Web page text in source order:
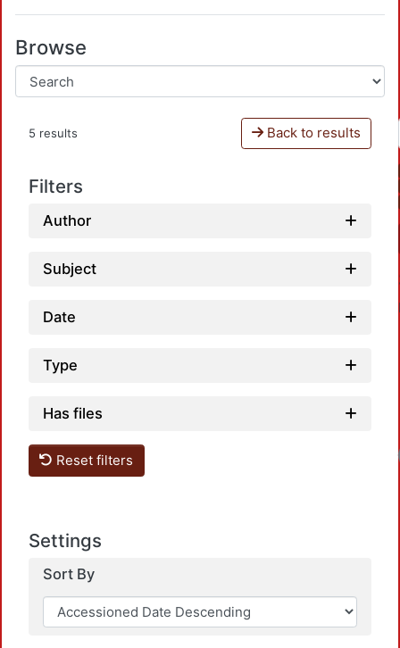
Browse
5 results Back to results
Filters
Author
Subject
Date
Type
Has files
Reset filters
Settings
Sort By